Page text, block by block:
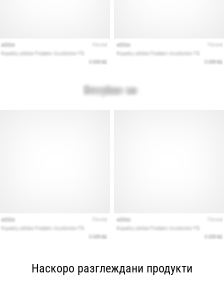
Наскоро разглеждани продукти